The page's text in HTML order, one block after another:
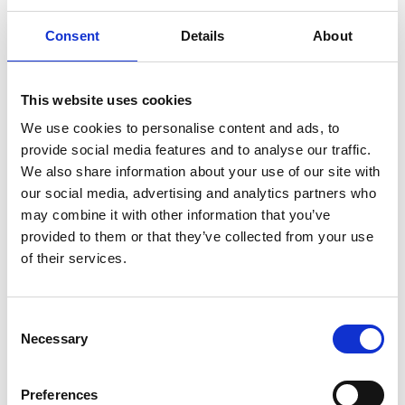
Consent Details About
This website uses cookies
We use cookies to personalise content and ads, to
provide social media features and to analyse our traffic.
We also share information about your use of our site with
our social media, advertising and analytics partners who
may combine it with other information that you’ve
provided to them or that they’ve collected from your use
of their services.
Selection
Necessary
Preferences
Stockholm med G&W Fondkommission som
Gapwaves Årsredovisning 2021
Recent Press Releases